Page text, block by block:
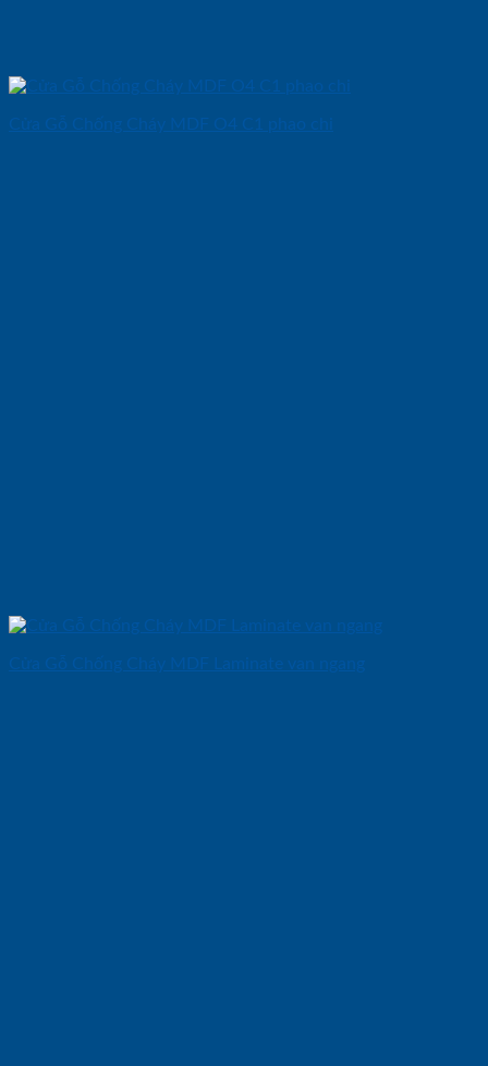
Cửa Gỗ Chống Cháy MDF O4 C1 phao chi
Cửa Gỗ Chống Cháy MDF Laminate van ngang